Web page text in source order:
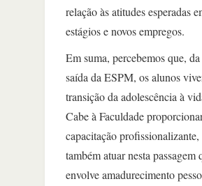
relação às atitudes esperadas
estágios e novos empregos.
Em suma, percebemos que,
saída da ESPM, os alunos
transição da adolescência à
Cabe à Faculdade
capacitação profissionalizante,
também atuar nesta passagem
envolve amadurecimento